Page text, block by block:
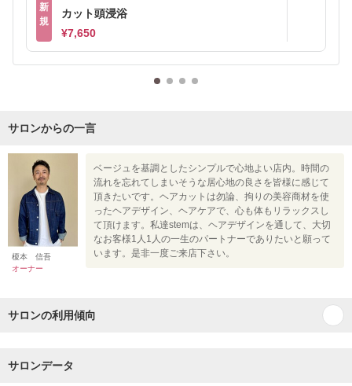
新
規
カット頭浸浴
¥7,650
サロンからの一言
榎本 信吾
オーナー
ベージュを基調としたシンプルで心地よい店内。時間の
流れを忘れてしまいそうな居心地の良さを皆様に感じて
頂きたいです。ヘアカットは勿論、拘りの美容商材を使
ったヘアデザイン、ヘアケアで、心も体もリラックスし
て頂けます。私達stemは、ヘアデザインを通して、大切
なお客様1人1人の一生のパートナーでありたいと願って
います。是非一度ご来店下さい。
サロンの利用傾向
サロンデータ